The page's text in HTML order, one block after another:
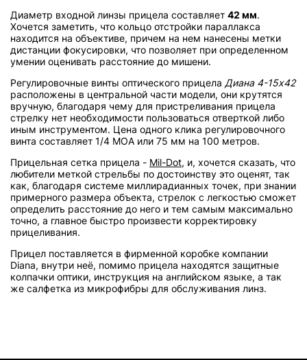
Диаметр входной линзы прицела составляет 42 мм.
Хочется заметить, что кольцо отстройки параллакса
находится на объективе, причем на нем нанесены метки
дистанции фокусировки, что позволяет при определенном
умении оценивать расстояние до мишени.
Регулировочные винты оптического прицела Диана 4-15x42
расположены в центральной части модели, они крутятся
вручную, благодаря чему для пристреливания прицела
стрелку нет необходимости пользоваться отверткой либо
иным инструментом. Цена одного клика регулировочного
винта составляет 1/4 МОА или 75 мм на 100 метров.
Прицельная сетка прицела - Mil-Dot, и, хочется сказать, что
любители меткой стрельбы по достоинству это оценят, так
как, благодаря системе миллирадианных точек, при знании
примерного размера объекта, стрелок с легкостью сможет
определить расстояние до него и тем самым максимально
точно, а главное быстро произвести корректировку
прицеливания.
Прицел поставляется в фирменной коробке компании
Diana, внутри неё, помимо прицела находятся защитные
колпачки оптики, инструкция на английском языке, а так
же салфетка из микрофибры для обслуживания линз.